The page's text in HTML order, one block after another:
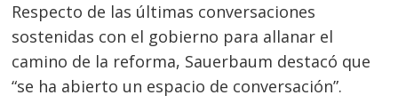
Respecto de las últimas conversaciones
sostenidas con el gobierno para allanar el
camino de la reforma, Sauerbaum destacó que
“se ha abierto un espacio de conversación”.
Navegación
de